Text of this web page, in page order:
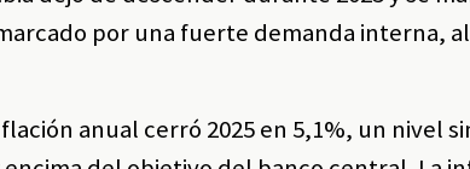
por una fuerte demanda interna,
anual cerró 2025 en 5,1%, un nivel